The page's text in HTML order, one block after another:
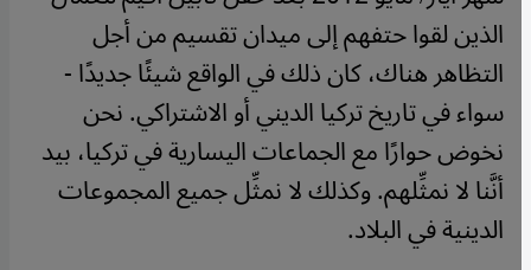
الذين لقوا حتفهم إلى ميدان تقسيم من أجل
التظاهر هناك، كان ذلك في الواقع شيئًا جديدًا -
سواء في تاريخ تركيا الديني أو الاشتراكي. نحن
نخوض حوارًا مع الجماعات اليسارية في تركيا، بيد
أنَّنا لا نمثِّلهم. وكذلك لا نمثِّل جميع المجموعات
الدينية في البلاد.